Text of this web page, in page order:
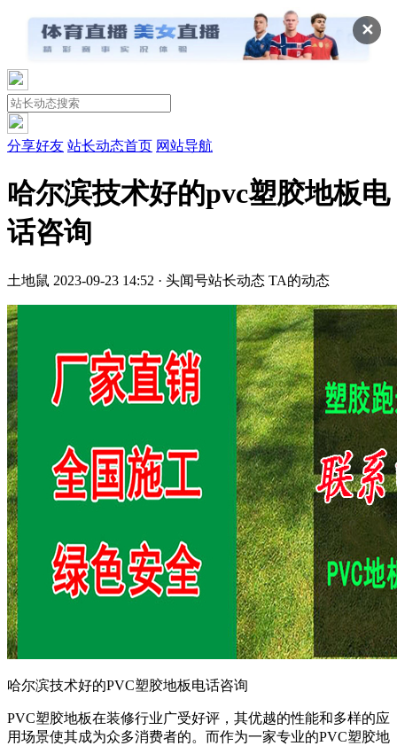
✕
分享好友 站长动态首页 网站导航
哈尔滨技术好的pvc塑胶地板电
话咨询
土地鼠 2023-09-23 14:52 · 头闻号站长动态 TA的动态
哈尔滨技术好的PVC塑胶地板电话咨询
PVC塑胶地板在装修行业广受好评，其优越的性能和多样的应
用场景使其成为众多消费者的。而作为一家专业的PVC塑胶地